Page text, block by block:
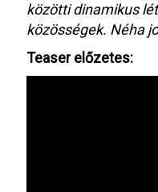
közötti dinamikus
közösségek. Néha
Teaser előzetes: